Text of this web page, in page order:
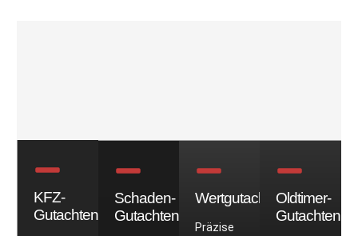
KFZ-
Gutachten
Schaden-
Gutachten
Wertgutachten
Präzise
Oldtimer-
Gutachten